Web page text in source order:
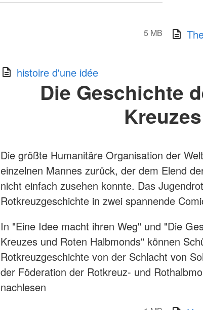
5 MB
histoire d'une idée
Die Geschichte
Kreuzes
Die größte Humanitäre Organisation der
einzelnen Mannes zurück, der dem Elend
nicht einfach zusehen konnte. Das
Rotkreuzgeschichte in zwei spannende
In "Eine Idee macht ihren Weg" und "Die
Kreuzes und Roten Halbmonds" können
Rotkreuzgeschichte von der Schlacht von
der Föderation der Rotkreuz- und
nachlesen